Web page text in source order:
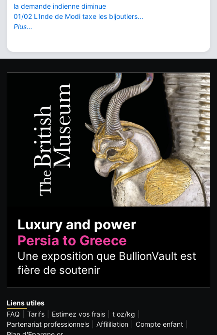
la demande indienne diminue
01/02 L'Inde de Modi taxe les bijoutiers...
Plus...
Luxury and power
Persia to Greece
Une exposition que BullionVault est
fière de soutenir
Liens utiles
FAQ
Tarifs Estimez vos frais
t oz/kg
Partenariat professionnels
Affililiation
Compte enfant